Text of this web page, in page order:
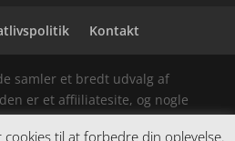
Kontakt
samler et bredt udvalg af
er et affiiliatesite, og nogle
være affiliatelinks.
til at forbedre din oplevelse.